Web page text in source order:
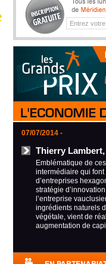
07/07/2014 -
Thierry
Emblématique de
intermédiaire qui font
d’entreprises
stratégie
l’entreprise
ingrédients naturels
végétale, vient de
augmentation de